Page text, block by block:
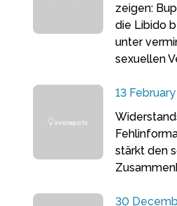
zeigen:
die Libido
unter
sexuellen
13
stärkt den
30